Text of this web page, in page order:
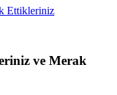
Ettikleriniz
ve Merak